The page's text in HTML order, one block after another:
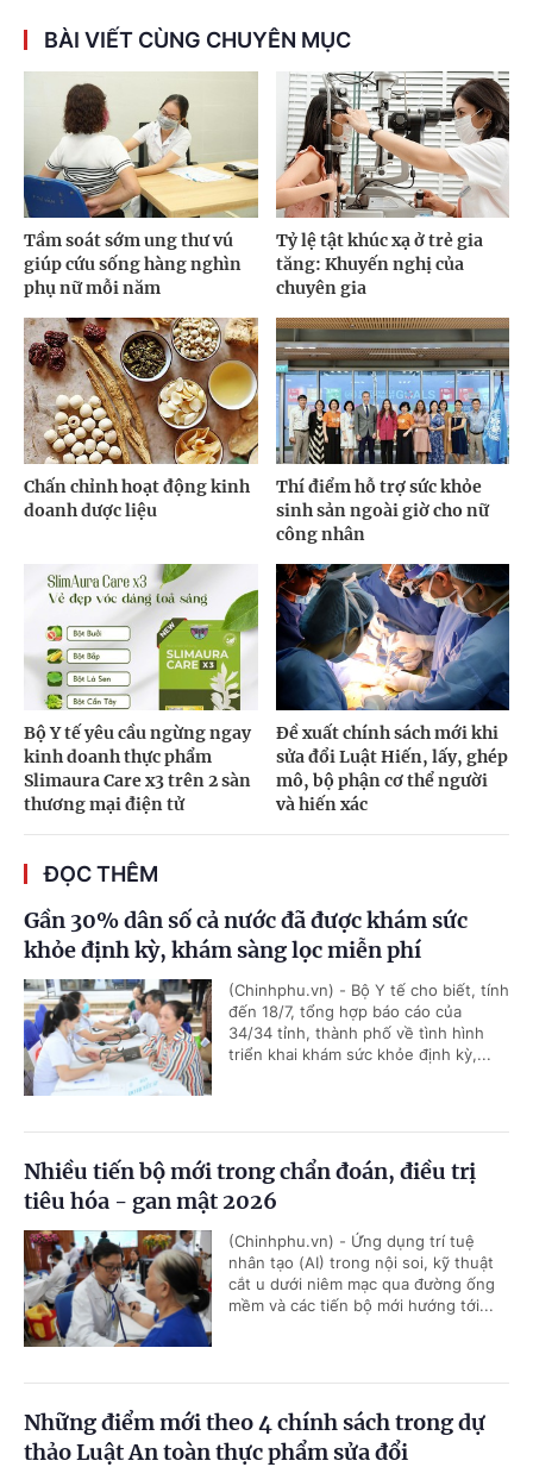
BÀI VIẾT CÙNG CHUYÊN MỤC
Tầm soát sớm ung thư vú
giúp cứu sống hàng nghìn
phụ nữ mỗi năm
Tỷ lệ tật khúc xạ ở trẻ gia
tăng: Khuyến nghị của
chuyên gia
Chấn chỉnh hoạt động kinh
doanh dược liệu
Thí điểm hỗ trợ sức khỏe
sinh sản ngoài giờ cho nữ
công nhân
Bộ Y tế yêu cầu ngừng ngay
kinh doanh thực phẩm
Slimaura Care x3 trên 2 sàn
thương mại điện tử
Đề xuất chính sách mới khi
sửa đổi Luật Hiến, lấy, ghép
mô, bộ phận cơ thể người
và hiến xác
ĐỌC THÊM
Gần 30% dân số cả nước đã được khám sức
khỏe định kỳ, khám sàng lọc miễn phí
(Chinhphu.vn) - Bộ Y tế cho biết, tính
đến 18/7, tổng hợp báo cáo của
34/34 tỉnh, thành phố về tình hình
triển khai khám sức khỏe định kỳ,...
Nhiều tiến bộ mới trong chẩn đoán, điều trị
tiêu hóa - gan mật 2026
(Chinhphu.vn) - Ứng dụng trí tuệ
nhân tạo (AI) trong nội soi, kỹ thuật
cắt u dưới niêm mạc qua đường ống
mềm và các tiến bộ mới hướng tới...
Những điểm mới theo 4 chính sách trong dự
thảo Luật An toàn thực phẩm sửa đổi